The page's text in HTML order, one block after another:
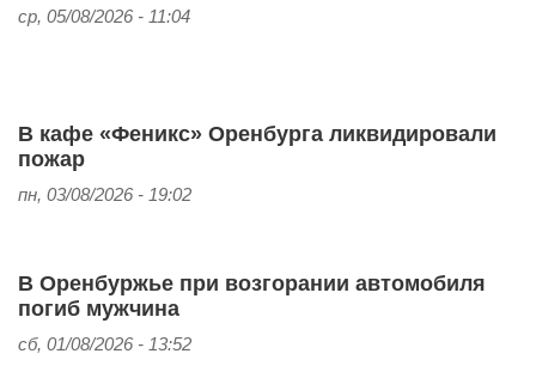
ср, 05/08/2026 - 11:04
В кафе «Феникс» Оренбурга ликвидировали
пожар
пн, 03/08/2026 - 19:02
В Оренбуржье при возгорании автомобиля
погиб мужчина
сб, 01/08/2026 - 13:52